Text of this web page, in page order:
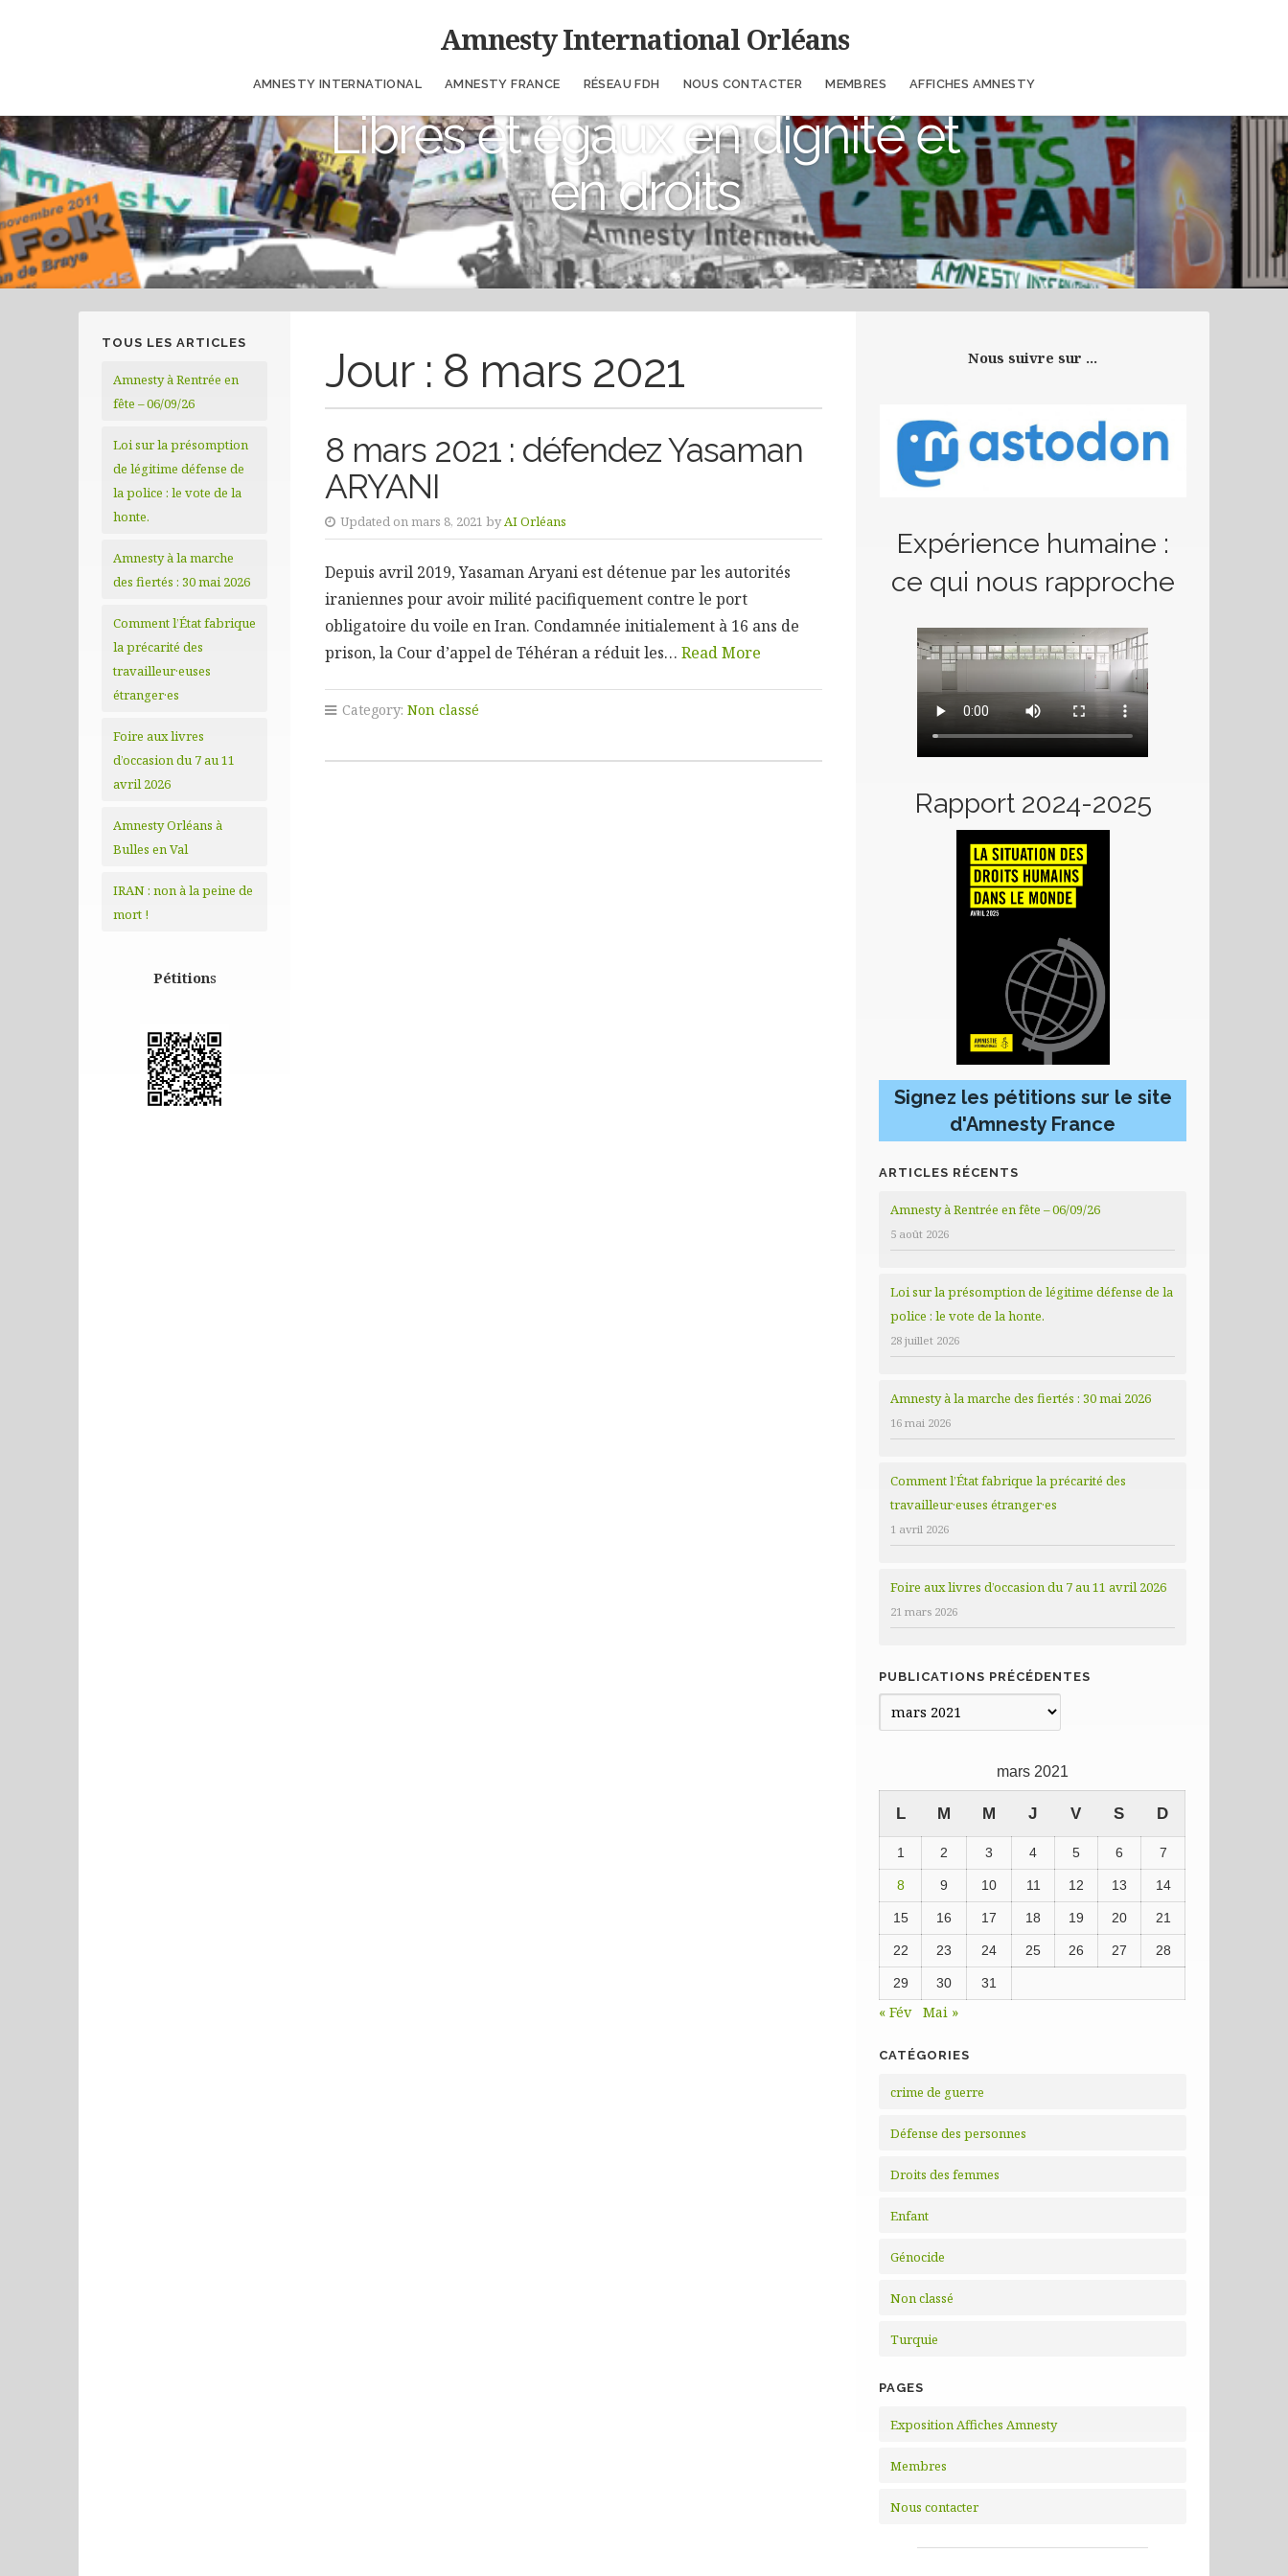
Amnesty International Orléans
AMNESTY INTERNATIONAL AMNESTY FRANCE RÉSEAU FDH NOUS CONTACTER MEMBRES AFFICHES AMNESTY
Libres et égaux en dignité et
en droits
TOUS LES ARTICLES
Amnesty à Rentrée en
fête – 06/09/26
Loi sur la présomption
de légitime défense de
la police : le vote de la
honte.
Amnesty à la marche
des fiertés : 30 mai 2026
Comment l’État fabrique
la précarité des
travailleur·euses
étranger·es
Foire aux livres
d’occasion du 7 au 11
avril 2026
Amnesty Orléans à
Bulles en Val
IRAN : non à la peine de
mort !
Pétitions
Jour : 8 mars 2021
8 mars 2021 : défendez Yasaman
ARYANI
Updated on mars 8, 2021 byAI Orléans
Depuis avril 2019, Yasaman Aryani est détenue par les autorités
iraniennes pour avoir milité pacifiquement contre le port
obligatoire du voile en Iran. Condamnée initialement à 16 ans de
prison, la Cour d’appel de Téhéran a réduit les… Read More
Category: Non classé
Nous suivre sur ...
Expérience humaine :
ce qui nous rapproche
Rapport 2024-2025
Signez les pétitions sur le site
d'Amnesty France
ARTICLES RÉCENTS
Amnesty à Rentrée en fête – 06/09/26
5 août 2026
Loi sur la présomption de légitime défense de la
police : le vote de la honte.
28 juillet 2026
Amnesty à la marche des fiertés : 30 mai 2026
16 mai 2026
Comment l’État fabrique la précarité des
travailleur·euses étranger·es
1 avril 2026
Foire aux livres d’occasion du 7 au 11 avril 2026
21 mars 2026
PUBLICATIONS PRÉCÉDENTES
Publications
précédentes
mars 2021
L M M J V S D
1 2 3 4 5 6 7
8 9 10 11 12 13 14
15 16 17 18 19 20 21
22 23 24 25 26 27 28
29 30 31
« Fév Mai »
CATÉGORIES
crime de guerre
Défense des personnes
Droits des femmes
Enfant
Génocide
Non classé
Turquie
PAGES
Exposition Affiches Amnesty
Membres
Nous contacter